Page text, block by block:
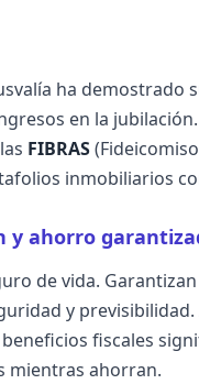
ha demostrado
en la
FIBRAS
inmobiliarios
y ahorro
de vida.
y
fiscales
mientras ahorran.